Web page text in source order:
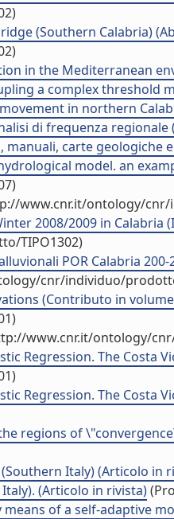
(Southern Calabria)
in the Mediterranean
a complex threshold
in northern
di frequenza
carte
model. an
www.cnr.it/ontology/
2008/2009 in
TIPO1302)
POR Calabria
cnr/individuo/
(Contributo in
www.cnr.it/ontology/
Regression. The Costa
Regression. The Costa
regions of
Italy) (Articolo in
(Articolo in rivista)
of a self-adaptive